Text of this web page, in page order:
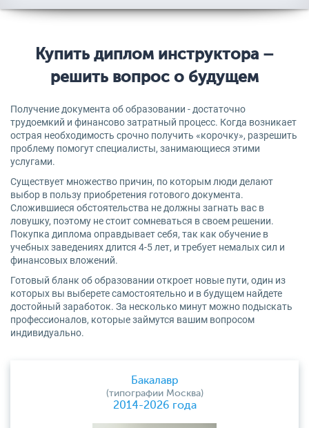
Купить диплом инструктора –
решить вопрос о будущем
Получение документа об образовании - достаточно
трудоемкий и финансово затратный процесс. Когда возникает
острая необходимость срочно получить «корочку», разрешить
проблему помогут специалисты, занимающиеся этими
услугами.
Существует множество причин, по которым люди делают
выбор в пользу приобретения готового документа.
Сложившиеся обстоятельства не должны загнать вас в
ловушку, поэтому не стоит сомневаться в своем решении.
Покупка диплома оправдывает себя, так как обучение в
учебных заведениях длится 4-5 лет, и требует немалых сил и
финансовых вложений.
Готовый бланк об образовании откроет новые пути, один из
которых вы выберете самостоятельно и в будущем найдете
достойный заработок. За несколько минут можно подыскать
профессионалов, которые займутся вашим вопросом
индивидуально.
Бакалавр
(типографии Москва)
2014-2026 года